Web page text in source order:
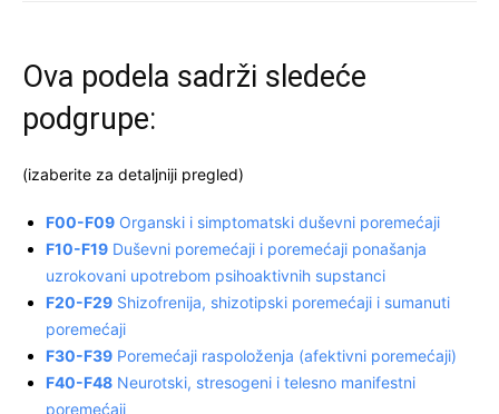
Ova podela sadrži sledeće
podgrupe:
(izaberite za detaljniji pregled)
F00-F09 Organski i simptomatski duševni poremećaji
F10-F19 Duševni poremećaji i poremećaji ponašanja
uzrokovani upotrebom psihoaktivnih supstanci
F20-F29 Shizofrenija, shizotipski poremećaji i sumanuti
poremećaji
F30-F39 Poremećaji raspoloženja (afektivni poremećaji)
F40-F48 Neurotski, stresogeni i telesno manifestni
poremećaji